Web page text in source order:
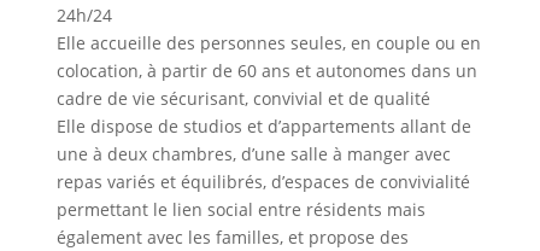
24h/24
Elle accueille des personnes seules, en couple ou en
colocation, à partir de 60 ans et autonomes dans un
cadre de vie sécurisant, convivial et de qualité
Elle dispose de studios et d’appartements allant de
une à deux chambres, d’une salle à manger avec
repas variés et équilibrés, d’espaces de convivialité
permettant le lien social entre résidents mais
également avec les familles, et propose des